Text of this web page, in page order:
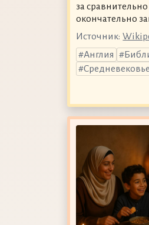
за
окончательно
Источник:
Англия
Средневековье